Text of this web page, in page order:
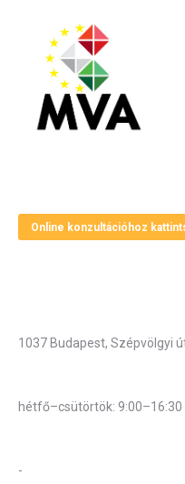
Online konzultációhoz
1037 Budapest, Szépvölgyi
hétfő–csütörtök: 9:00–16:30
-